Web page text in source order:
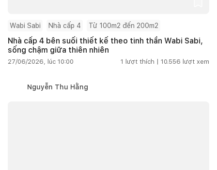
Wabi Sabi Nhà cấp 4 Từ 100m2 đến 200m2
Nhà cấp 4 bên suối thiết kế theo tinh thần Wabi Sabi,
sống chậm giữa thiên nhiên
27/06/2026, lúc 10:00 1 lượt thích | 10.556 lượt xem
Nguyễn Thu Hằng